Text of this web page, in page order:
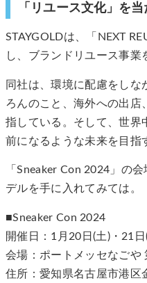
「リユース文化」を
STAYGOLDは、「NEXT
し、ブランドリユース事業
同社は、環境に配慮をしな
ろんのこと、海外への出店
指している。そして、世界
前になるような未来を目指
「Sneaker Con 2024」の
デルを手に入れてみては。
■Sneaker Con 2024
開催日：1月20日(土)・21日
会場：ポートメッセなごや
住所：愛知県名古屋市港区